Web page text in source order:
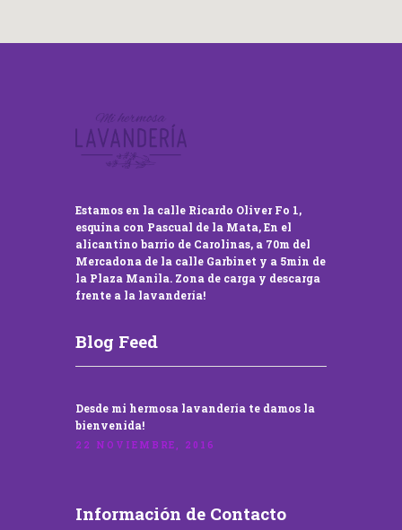
Estamos en la calle Ricardo Oliver Fo 1,
esquina con Pascual de la Mata, En el
alicantino barrio de Carolinas, a 70m del
Mercadona de la calle Garbinet y a 5min de
la Plaza Manila. Zona de carga y descarga
frente a la lavandería!
Blog Feed
Desde mi hermosa lavandería te damos la
bienvenida!
22 NOVIEMBRE, 2016
Información de Contacto